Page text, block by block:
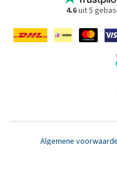
4.6uit 5
Algemene